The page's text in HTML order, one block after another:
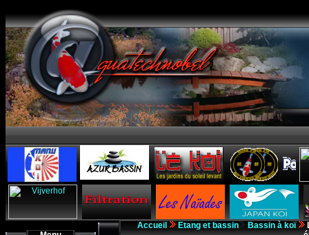
Accueil Etang et bassin Bassin à koï